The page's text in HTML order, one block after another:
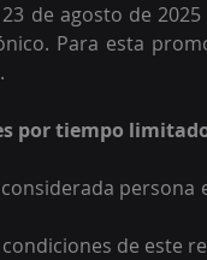
de agosto de 2025
Para esta
por tiempo
de este